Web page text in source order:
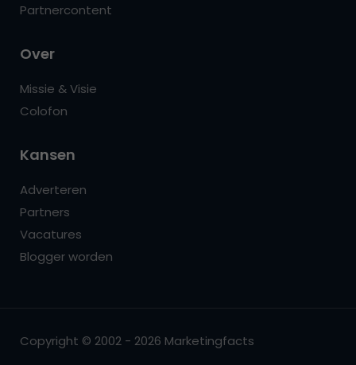
Partnercontent
Over
Missie & Visie
Colofon
Kansen
Adverteren
Partners
Vacatures
Blogger worden
Copyright © 2002 - 2026 Marketingfacts